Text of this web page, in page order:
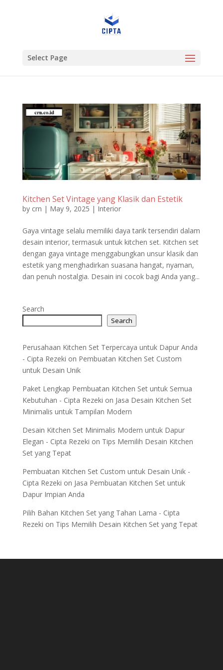
Select Page
Kitchen Set Vintage yang Klasik dan Estetik
by crn | May 9, 2025 | Interior
Gaya vintage selalu memiliki daya tarik tersendiri dalam
desain interior, termasuk untuk kitchen set. Kitchen set
dengan gaya vintage menggabungkan unsur klasik dan
estetik yang menghadirkan suasana hangat, nyaman,
dan penuh nostalgia. Desain ini cocok bagi Anda yang...
Search
Search
Perusahaan Kitchen Set Terpercaya untuk Dapur Anda
- Cipta Rezeki on Pembuatan Kitchen Set Custom
untuk Desain Unik
Paket Lengkap Pembuatan Kitchen Set untuk Semua
Kebutuhan - Cipta Rezeki on Jasa Desain Kitchen Set
Minimalis untuk Tampilan Modern
Desain Kitchen Set Minimalis Modern untuk Dapur
Elegan - Cipta Rezeki on Tips Memilih Desain Kitchen
Set yang Tepat
Pembuatan Kitchen Set Custom untuk Desain Unik -
Cipta Rezeki on Jasa Pembuatan Kitchen Set untuk
Dapur Impian Anda
Pilih Bahan Kitchen Set yang Tahan Lama - Cipta
Rezeki on Tips Memilih Desain Kitchen Set yang Tepat